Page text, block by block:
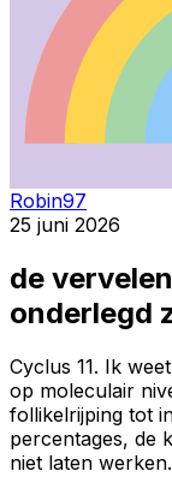
Robin97
25 juni 2026
de
onderlegd
Cyclus 11. Ik
op moleculair
follikelrijping tot
percentages, de
niet laten werken.